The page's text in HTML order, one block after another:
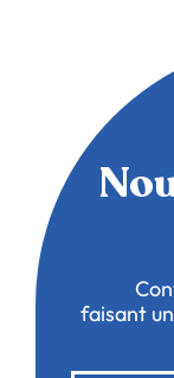
faisant